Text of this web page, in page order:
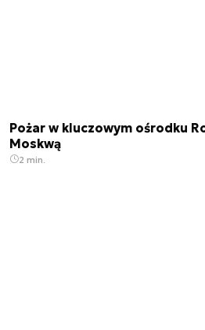
Pożar w kluczowym ośrodku
Moskwą
2 min.